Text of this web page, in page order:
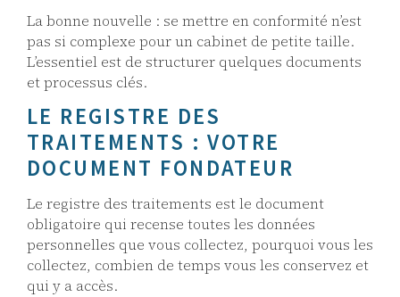
La bonne nouvelle : se mettre en conformité n’est
pas si complexe pour un cabinet de petite taille.
L’essentiel est de structurer quelques documents
et processus clés.
LE REGISTRE DES
TRAITEMENTS : VOTRE
DOCUMENT FONDATEUR
Le registre des traitements est le document
obligatoire qui recense toutes les données
personnelles que vous collectez, pourquoi vous les
collectez, combien de temps vous les conservez et
qui y a accès.